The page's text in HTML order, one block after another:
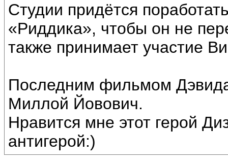
Студии придётся
«Риддика», чтобы он не
также принимает участие
Последним фильмом
Миллой Йовович.
Нравится мне этот герой
антигерой:)